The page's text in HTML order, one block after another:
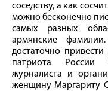
соседству, а как
можно бесконечно
самых разных
армянские
достаточно
патриота России
журналиста и
женщину Маргариту